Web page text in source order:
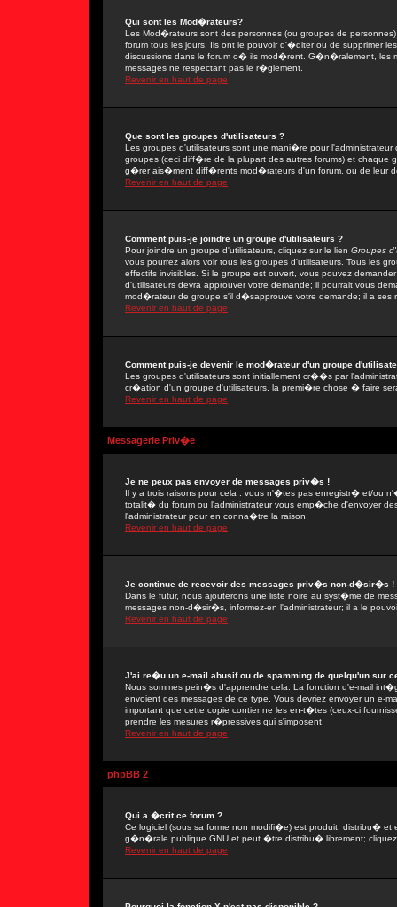
Qui sont les Mod�rateurs?
Les Mod�rateurs sont des personnes (ou groupes de
forum tous les jours. Ils ont le pouvoir d'�diter ou de supprimer
discussions dans le forum o� ils mod�rent. G�n�ralement,
messages ne respectant pas le r�glement.
Revenir en haut de page
Que sont les groupes d'utilisateurs ?
Les groupes d'utilisateurs sont une mani�re pour
groupes (ceci diff�re de la plupart des autres forums) et
g�rer ais�ment diff�rents mod�rateurs d'un forum, ou de leur
Revenir en haut de page
Comment puis-je joindre un groupe d'utilisateurs ?
Pour joindre un groupe d'utilisateurs, cliquez sur le lien Groupes
vous pourrez alors voir tous les groupes d'utilisateurs. Tous les
effectifs invisibles. Si le groupe est ouvert, vous pouvez
d'utilisateurs devra approuver votre demande; il pourrait vous
mod�rateur de groupe s'il d�sapprouve votre demande; il a ses
Revenir en haut de page
Comment puis-je devenir le mod�rateur d'un groupe
Les groupes d'utilisateurs sont initiallement cr��s par
cr�ation d'un groupe d'utilisateurs, la premi�re chose � faire
Revenir en haut de page
Messagerie Priv�e
Je ne peux pas envoyer de messages priv�s !
Il y a trois raisons pour cela : vous n'�tes pas enregistr� et/ou
totalit� du forum ou l'administrateur vous emp�che d'envoyer
l'administrateur pour en conna�tre la raison.
Revenir en haut de page
Je continue de recevoir des messages priv�s non-d�sir�s !
Dans le futur, nous ajouterons une liste noire au syst�me de
messages non-d�sir�s, informez-en l'administrateur; il a le
Revenir en haut de page
J'ai re�u un e-mail abusif ou de spamming de quelqu'un sur
Nous sommes pein�s d'apprendre cela. La fonction d'e-mail
envoient des messages de ce type. Vous devriez envoyer un e-
important que cette copie contienne les en-t�tes (ceux-ci
prendre les mesures r�pressives qui s'imposent.
Revenir en haut de page
phpBB 2
Qui a �crit ce forum ?
Ce logiciel (sous sa forme non modifi�e) est produit, distribu� et
g�n�rale publique GNU et peut �tre distribu� librement;
Revenir en haut de page